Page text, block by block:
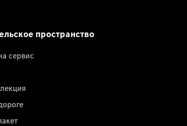
пространство
сервис